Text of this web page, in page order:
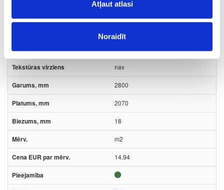
Atļaut atlasi
Noraidīt
nav
2800
2070
18
m2
14.94